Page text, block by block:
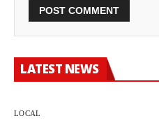
LATEST NEWS
LOCAL